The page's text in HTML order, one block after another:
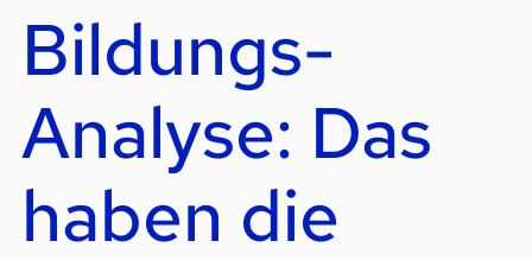
Bildungs-
Analyse: Das
haben die